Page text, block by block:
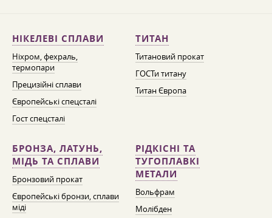
НІКЕЛЕВІ СПЛАВИ
Ніхром, фехраль,
термопари
Прецизійні сплави
Європейські спецсталі
Гост спецсталі
ТИТАН
Титановий прокат
ГОСТи титану
Титан Європа
БРОНЗА, ЛАТУНЬ,
МІДЬ ТА СПЛАВИ
Бронзовий прокат
Європейські бронзи, сплави
міді
РІДКІСНІ ТА
ТУГОПЛАВКІ
МЕТАЛИ
Вольфрам
Молібден